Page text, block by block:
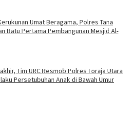
Umat Beragama, Polres Tana
Batu Pertama Pembangunan Mesjid Al-
Tim URC Resmob Polres Toraja Utara
Persetubuhan Anak di Bawah Umur